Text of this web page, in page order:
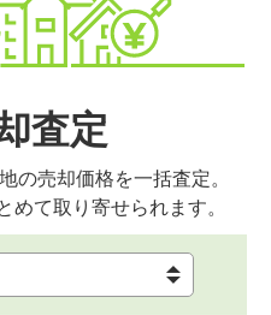
査定
の売却価格を一括査定。
めて取り寄せられます。